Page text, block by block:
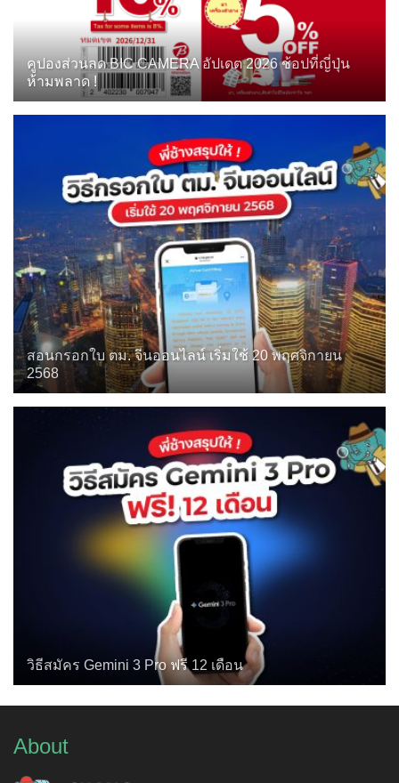
คูปองส่วนลด BIC CAMERA อัปเดต 2026 ช้อปที่ญี่ปุ่น
ห้ามพลาด !
สอนกรอกใบ ตม. จีนออนไลน์ เริ่มใช้ 20 พฤศจิกายน
2568
วิธีสมัคร Gemini 3 Pro ฟรี 12 เดือน
About